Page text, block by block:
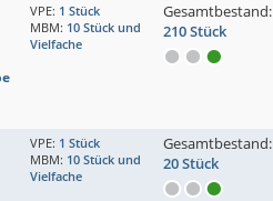
VPE: 1 Stück
MBM: 10 Stück und
Vielfache
Gesamtbestand:
210 Stück
VPE: 1 Stück
MBM: 10 Stück und
Vielfache
Gesamtbestand:
20 Stück